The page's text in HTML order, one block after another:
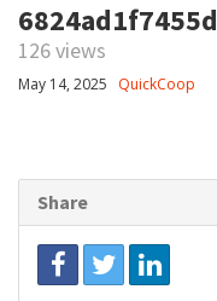
6824ad1f7455d
126 views
May 14, 2025 QuickCoop
Share